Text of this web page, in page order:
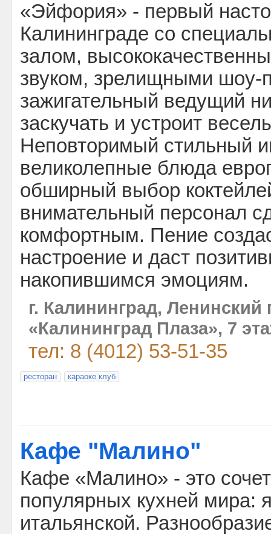
«Эйфория» - первый
Калининграде со
залом,
звуком, зрелищными шоу-
зажигательный ведущий
заскучать и устроит
Неповторимый стильный
великолепные блюда
обширный выбор
внимательный персонал
комфортным. Пение
настроение и даст
накопившимся эмоциям.
г. Калининград, Ленинский
«Калининград Плаза», 7
тел: 8 (4012) 53-51-35
ресторан караоке клуб
Кафе "Малино"
Кафе «Малино» - это
популярных кухней мира:
итальянской.